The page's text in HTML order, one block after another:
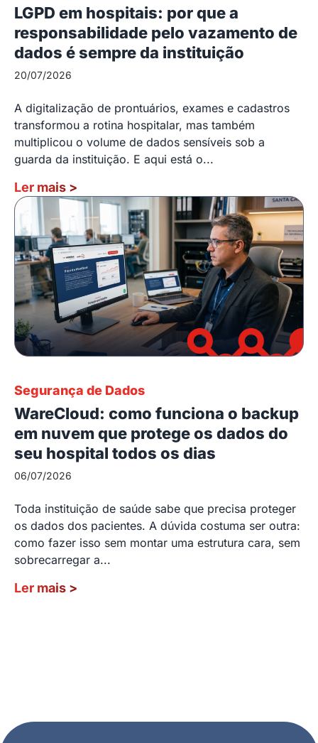
LGPD em hospitais: por que a
responsabilidade pelo vazamento de
dados é sempre da instituição
20/07/2026
A digitalização de prontuários, exames e cadastros
transformou a rotina hospitalar, mas também
multiplicou o volume de dados sensíveis sob a
guarda da instituição. E aqui está o...
Ler mais >
Segurança de Dados
WareCloud: como funciona o backup
em nuvem que protege os dados do
seu hospital todos os dias
06/07/2026
Toda instituição de saúde sabe que precisa proteger
os dados dos pacientes. A dúvida costuma ser outra:
como fazer isso sem montar uma estrutura cara, sem
sobrecarregar a...
Ler mais >